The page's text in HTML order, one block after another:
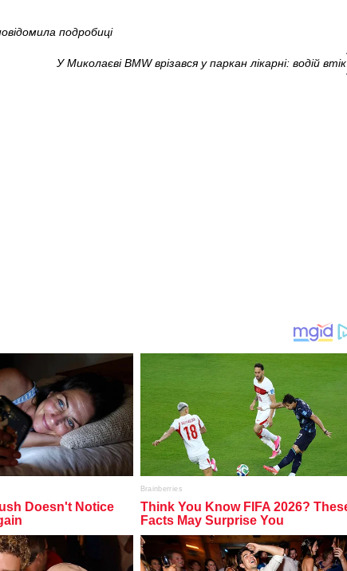
подробиці
У Миколаєві BMW врізався у паркан лікарні: водій втік